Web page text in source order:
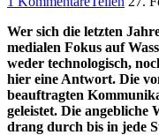
Wer sich die letzten
medialen Fokus auf
weder technologisch,
hier eine Antwort. Die
beauftragten
geleistet. Die angebliche
drang durch bis in jede